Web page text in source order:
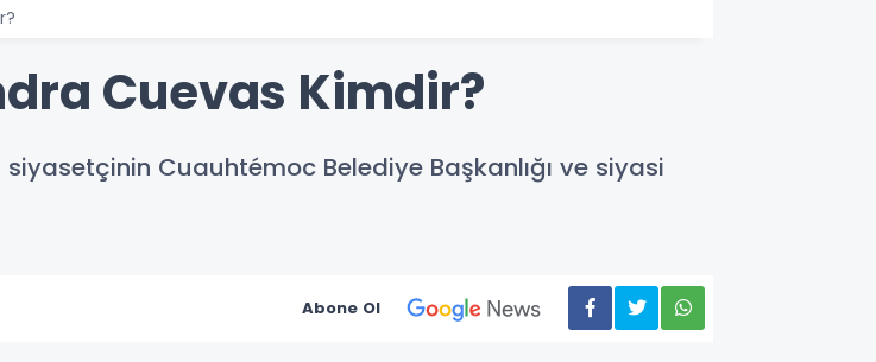
Cuevas Kimdir?
Cuauhtémoc Belediye Başkanlığı ve siyasi
Abone Ol